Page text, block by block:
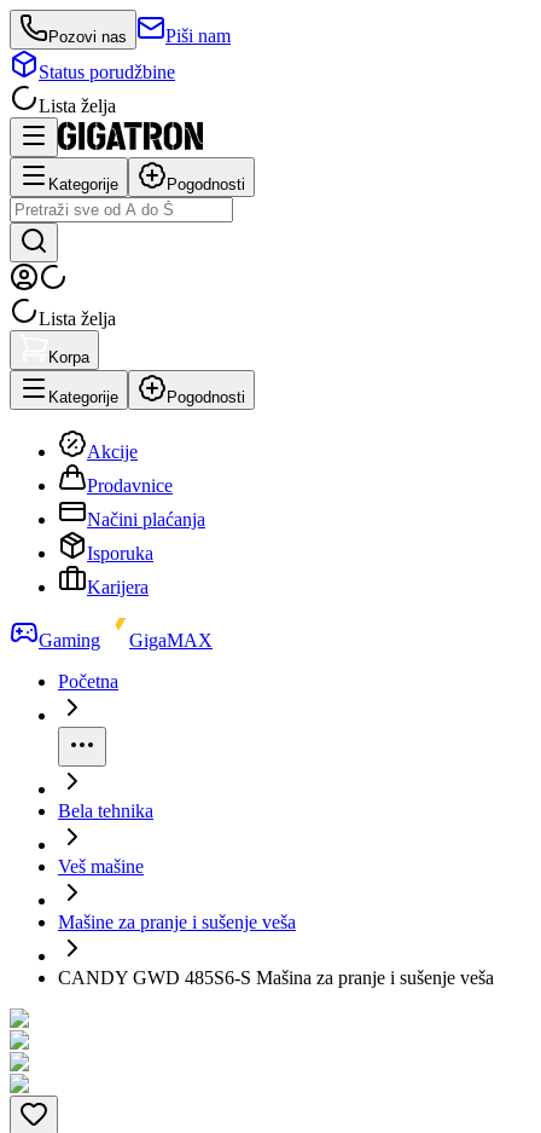
Pozovi nas
Piši nam
Status porudžbine
Lista želja
Kategorije Pogodnosti
Lista želja
Korpa
Kategorije Pogodnosti
Akcije
Prodavnice
Načini plaćanja
Isporuka
Karijera
Gaming
GigaMAX
Početna
Bela tehnika
Veš mašine
Mašine za pranje i sušenje veša
CANDY GWD 485S6-S Mašina za pranje i sušenje veša